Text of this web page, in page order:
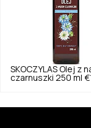
SKOCZYLAS Olej z
czarnuszki 250 ml